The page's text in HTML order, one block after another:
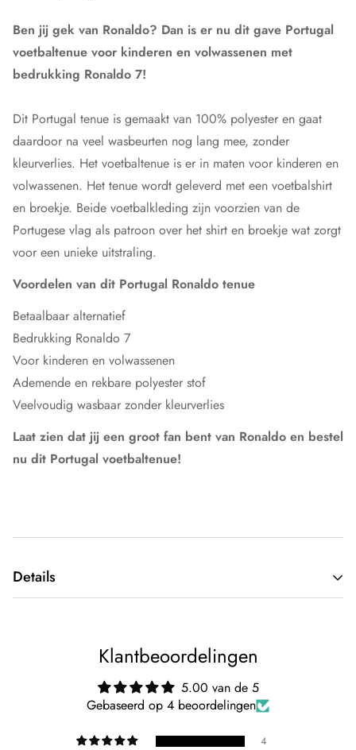
Ben jij gek van Ronaldo? Dan is er nu dit gave Portugal
voetbaltenue voor kinderen en volwassenen met
bedrukking Ronaldo 7!
Dit Portugal tenue is gemaakt van 100% polyester en gaat
daardoor na veel wasbeurten nog lang mee, zonder
kleurverlies. Het voetbaltenue is er in maten voor kinderen en
volwassenen. Het tenue wordt geleverd met een voetbalshirt
en broekje. Beide voetbalkleding zijn voorzien van de
Portugese vlag als patroon over het shirt en broekje wat zorgt
voor een unieke uitstraling.
Voordelen van dit Portugal Ronaldo tenue
Betaalbaar alternatief
Bedrukking Ronaldo 7
Voor kinderen en volwassenen
Ademende en rekbare polyester stof
Veelvoudig wasbaar zonder kleurverlies
Laat zien dat jij een groot fan bent van Ronaldo en bestel
nu dit Portugal voetbaltenue!
Details
Portugal
Klantbeoordelingen
5.00 van de 5
Gebaseerd op 4 beoordelingen
4